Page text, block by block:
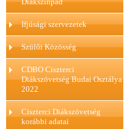
Ifjúsági szervezetek
Szülői Közösség
CDBO Ciszterci
Diákszövetség Budai Osztálya
2022
Ciszterci Diákszövetség
korábbi adatai